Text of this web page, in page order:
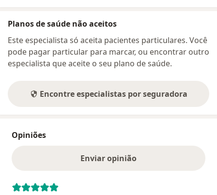
Planos de saúde não aceitos
Este especialista só aceita pacientes particulares. Você
pode pagar particular para marcar, ou encontrar outro
especialista que aceite o seu plano de saúde.
Encontre especialistas por seguradora
Opiniões
Enviar opinião